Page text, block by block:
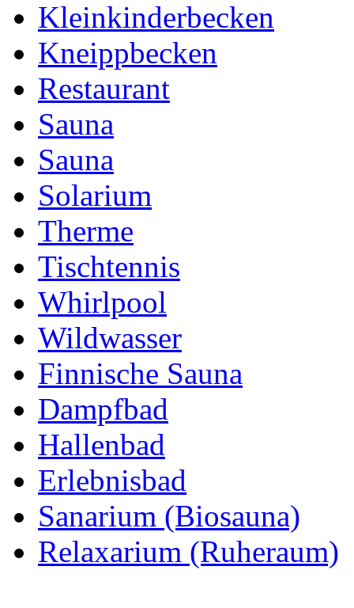
Kleinkinderbecken
Kneippbecken
Restaurant
Sauna
Sauna
Solarium
Therme
Tischtennis
Whirlpool
Wildwasser
Finnische Sauna
Dampfbad
Hallenbad
Erlebnisbad
Sanarium (Biosauna)
Relaxarium (Ruheraum)